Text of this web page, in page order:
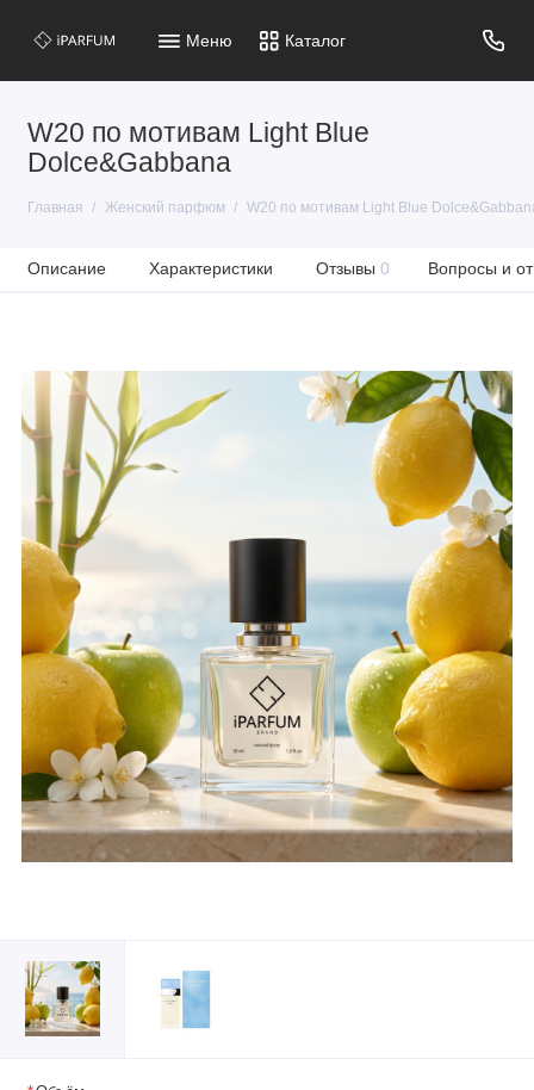
Меню Каталог
W20 по мотивам Light Blue
Dolce&Gabbana
Главная Женский парфюм W20 по мотивам Light Blue
Описание Характеристики Отзывы 0 Вопросы и